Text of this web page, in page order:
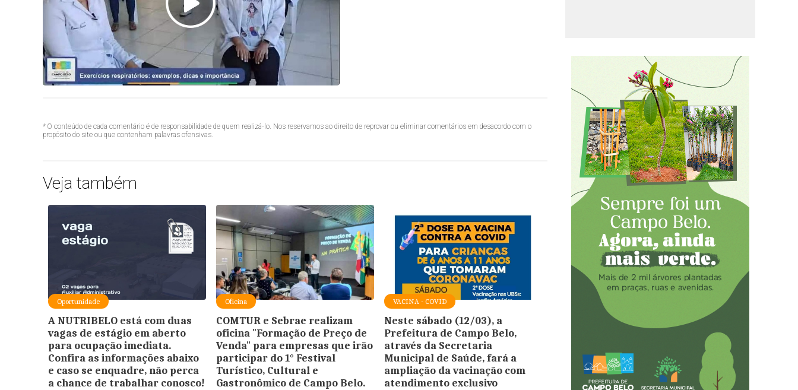
* O conteúdo de cada comentário é de responsabilidade de quem realizá-lo. Nos reservamos ao direito de reprovar ou eliminar comentários em desacordo com o
propósito do site ou que contenham palavras ofensivas.
Veja também
Oportunidade
A NUTRIBELO está com duas
vagas de estágio em aberto
para ocupação imediata.
Confira as informações abaixo
e caso se enquadre, não perca
a chance de trabalhar conosco!
Oficina
COMTUR e Sebrae realizam
oficina "Formação de Preço de
Venda" para empresas que irão
participar do 1° Festival
Turístico, Cultural e
Gastronômico de Campo Belo.
VACINA - COVID
Neste sábado (12/03), a
Prefeitura de Campo Belo,
através da Secretaria
Municipal de Saúde, fará a
ampliação da vacinação com
atendimento exclusivo